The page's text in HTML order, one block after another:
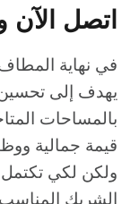
اتصل الآن
في نهاية
يهدف إلى
بالمساحات
قيمة جمالية
ولكن لكي تكتمل
الشريك